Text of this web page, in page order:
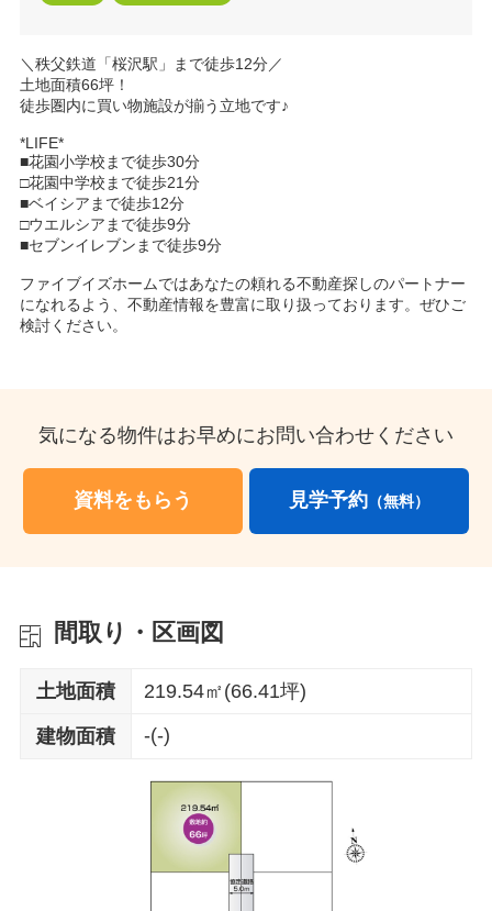
＼秩父鉄道「桜沢駅」まで徒歩12分／
土地面積66坪！
徒歩圏内に買い物施設が揃う立地です♪
*LIFE*
■花園小学校まで徒歩30分
□花園中学校まで徒歩21分
■ベイシアまで徒歩12分
□ウエルシアまで徒歩9分
■セブンイレブンまで徒歩9分
ファイブイズホームではあなたの頼れる不動産探しのパートナー
になれるよう、不動産情報を豊富に取り扱っております。ぜひご
検討ください。
気になる物件はお早めにお問い合わせください
資料をもらう 見学予約 （無料）
間取り・区画図
土地面積 219.54㎡(66.41坪)
建物面積 -(-)